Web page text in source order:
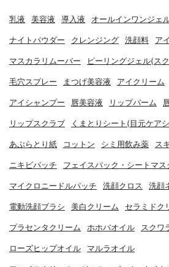
乳液 美容液 導入液 オールインワンジェ
ナイトパウダー クレンジング 洗顔料 ア
マスカラリムーバー ピーリングジェル(ス
毛穴スプレー まつげ美容液 アイクリーム
アイシャンプー 唇美容液 リップバーム
リップスクラブ くまとりシート(目元ケア
あぶらとり紙 コットン シミ用飲み薬 ス
ニキビパッチ フェイスパック・シートマス
マイクロニードルパッチ 洗顔クロス 洗顔
電動洗顔ブラシ 美白クリーム セラミドク
プラセンタクリーム ホホバオイル スクワ
ローズヒップオイル マルラオイル